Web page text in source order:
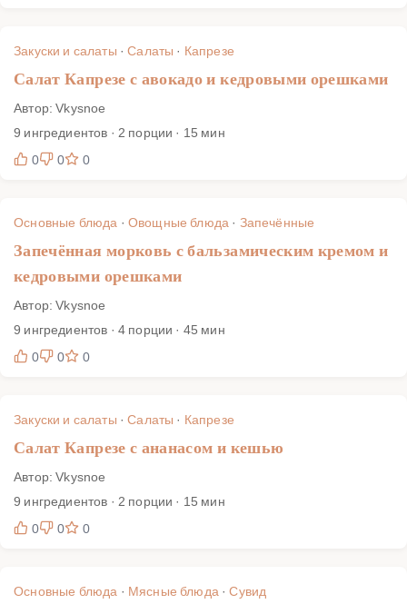
Закуски и салаты ·Салаты · Капрезе
Салат Капрезе с авокадо и кедровыми орешками
Автор: Vkysnoe
9 ингредиентов · 2 порции · 15 мин
0
0 0
Основные блюда · Овощные блюда · Запечённые
Запечённая морковь с бальзамическим кремом и
кедровыми орешками
Автор: Vkysnoe
9 ингредиентов · 4 порции · 45 мин
0
0 0
Закуски и салаты ·Салаты · Капрезе
Салат Капрезе с ананасом и кешью
Автор: Vkysnoe
9 ингредиентов · 2 порции · 15 мин
0
0 0
Основные блюда · Мясные блюда·Сувид